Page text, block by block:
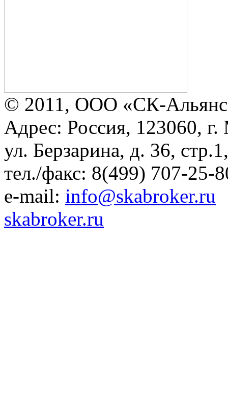
© 2011, ООО «СК-
Адрес: Россия, 123060, г.
ул. Берзарина, д. 36,
тел./факс: 8(499) 707-25-
e-mail: info@skabroker.ru
skabroker.ru